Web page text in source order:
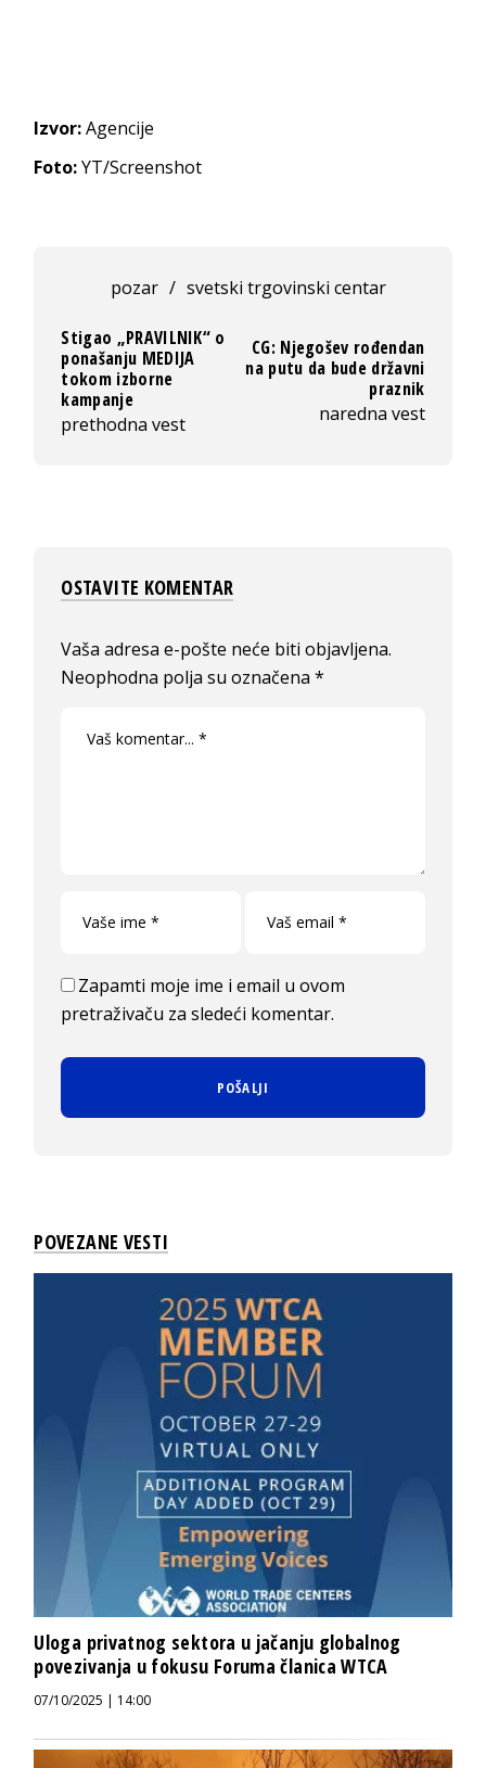
Izvor:Agencije
Foto:YT/Screenshot
pozar / svetski trgovinski centar
Stigao „PRAVILNIK“ o
ponašanju MEDIJA
tokom izborne
kampanje
prethodna vest
CG: Njegošev rođendan
na putu da bude državni
praznik
naredna vest
OSTAVITE KOMENTAR
Vaša adresa e-pošte neće biti objavljena.
Neophodna polja su označena*
Zapamti moje ime i email u ovom
pretraživaču za sledeći komentar.
POVEZANE VESTI
Uloga privatnog sektora u jačanju globalnog
povezivanja u fokusu Foruma članica WTCA
07/10/2025 | 14:00